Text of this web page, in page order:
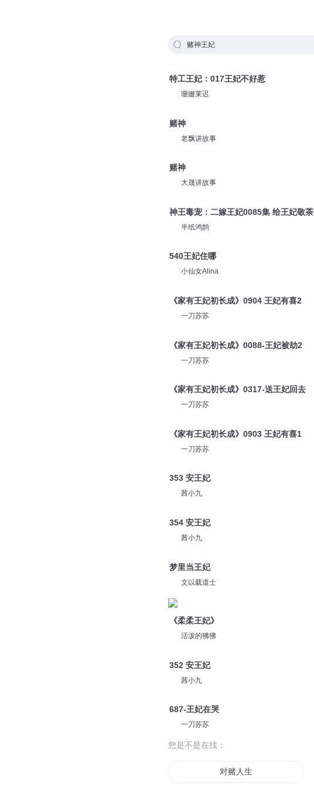
赌神王妃
特工王妃：017王妃不好惹
珊姗莱迟
赌神
老飘讲故事
赌神
大晟讲故事
神王毒宠：二嫁王妃0085集 给王妃敬茶
半纸鸿鹊
540王妃住哪
小仙女Alina
《家有王妃初长成》0904 王妃有喜2
一刀苏苏
《家有王妃初长成》0088-王妃被劫2
一刀苏苏
《家有王妃初长成》0317-送王妃回去
一刀苏苏
《家有王妃初长成》0903 王妃有喜1
一刀苏苏
353 安王妃
茜小九
354 安王妃
茜小九
梦里当王妃
文以载道士
《柔柔王妃》
活泼的狒狒
352 安王妃
茜小九
687-王妃在哭
一刀苏苏
您是不是在找：
对赌人生